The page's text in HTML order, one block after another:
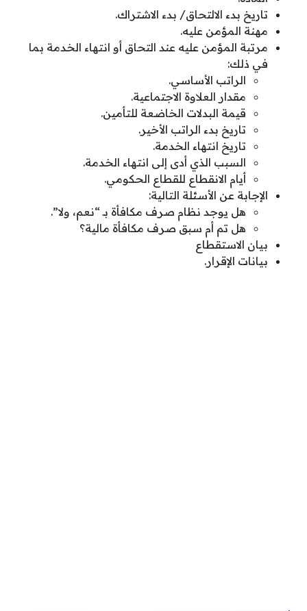
تاريخ بدء الالتحاق/ بدء الاشتراك.
مهنة المؤمن عليه.
مرتبة المؤمن عليه عند التحاق أو انتهاء الخدمة بما
في ذلك:
الراتب الأساسي.
مقدار العلاوة الاجتماعية.
قيمة البدلات الخاضعة للتأمين.
تاريخ بدء الراتب الأخير.
تاريخ انتهاء الخدمة.
السبب الذي أدى إلى انتهاء الخدمة.
أيام الانقطاع للقطاع الحكومي.
الإجابة عن الأسئلة التالية:
هل يوجد نظام صرف مكافأة بـ “نعم، ولا”.
هل تم أم سبق صرف مكافأة مالية؟
بيان الاستقطاع
بيانات الإقرار.